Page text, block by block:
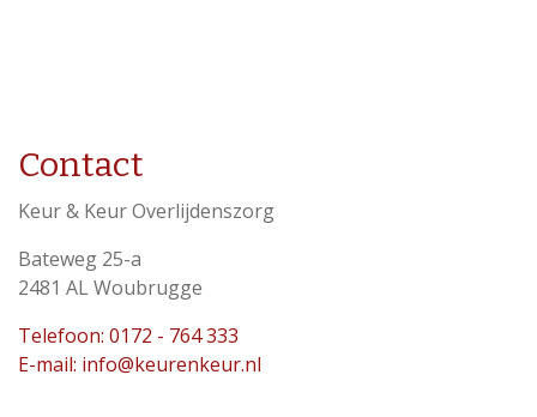
Contact
Keur & Keur Overlijdenszorg
Bateweg 25-a
2481 AL Woubrugge
Telefoon: 0172 - 764 333
E-mail: info@keurenkeur.nl